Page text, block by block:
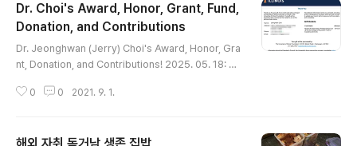
Dr. Choi's Award, Honor, Grant, Fund,
Donation, and Contributions
Dr. Jeonghwan (Jerry) Choi's Award, Honor, Gra
nt, Donation, and Contributions! 2025. 05. 18: 더
9. 23: Certificate of Appreciation : Symposium o
0 0 2021. 9. 1.